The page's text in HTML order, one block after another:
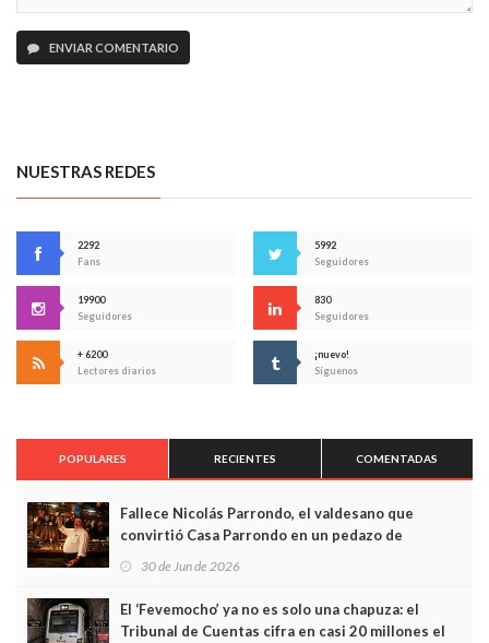
ENVIAR COMENTARIO
NUESTRAS REDES
2292
Fans
5992
Seguidores
19900
Seguidores
830
Seguidores
+ 6200
Lectores diarios
¡nuevo!
Síguenos
POPULARES RECIENTES COMENTADAS
Fallece Nicolás Parrondo, el valdesano que
convirtió Casa Parrondo en un pedazo de
Asturias en Madrid
30 de Jun de 2026
El ‘Fevemocho’ ya no es solo una chapuza: el
Tribunal de Cuentas cifra en casi 20 millones el